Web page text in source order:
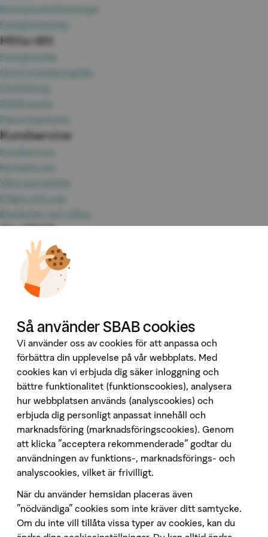
Bostadsrättsföreningar
Fastighetsbolag
Hitta rätt
Fastighetslån
Grönt investeringslån
Ombildning
SBAB-konto
Placeringskonto
Kundservice
Kundservice
Kontakta oss
Våra specialister
Frågor och svar
Blanketter och villkor
Om SBAB
Fakta om SBAB
Hållbarhet
Investor Relations
Våra tjänster
Booli
Booli Pro
Hittamäklare
Developer Portal
Följ oss på sociala medier
Penningtvätt
Insättningsgarantin
Så använder SBAB cookies
Vi använder oss av cookies för att anpassa och
förbättra din upplevelse på vår webbplats. Med
cookies kan vi erbjuda dig säker inloggning och
bättre funktionalitet (funktionscookies), analysera
hur webbplatsen används (analyscookies) och
erbjuda dig personligt anpassat innehåll och
marknadsföring (marknadsföringscookies). Genom
att klicka "acceptera rekommenderade" godtar du
användningen av funktions-, marknadsförings- och
analyscookies, vilket är frivilligt.
När du använder hemsidan placeras även
”nödvändiga” cookies som inte kräver ditt samtycke.
Om du inte vill tillåta vissa typer av cookies, kan du